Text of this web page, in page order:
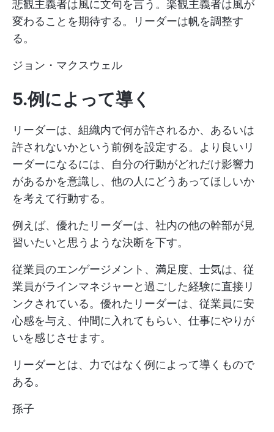
悲観主義者は風に文句を言う。楽観主義者は風が
変わることを期待する。リーダーは帆を調整す
る。
ジョン・マクスウェル
5.例によって導く
リーダーは、組織内で何が許されるか、あるいは
許されないかという前例を設定する。より良いリ
ーダーになるには、自分の行動がどれだけ影響力
があるかを意識し、他の人にどうあってほしいか
を考えて行動する。
例えば、優れたリーダーは、社内の他の幹部が見
習いたいと思うような決断を下す。
従業員のエンゲージメント、満足度、士気は、従
業員がラインマネジャーと過ごした経験に直接リ
ンクされている。優れたリーダーは、従業員に安
心感を与え、仲間に入れてもらい、仕事にやりが
いを感じさせます。
リーダーとは、力ではなく例によって導くもので
ある。
孫子